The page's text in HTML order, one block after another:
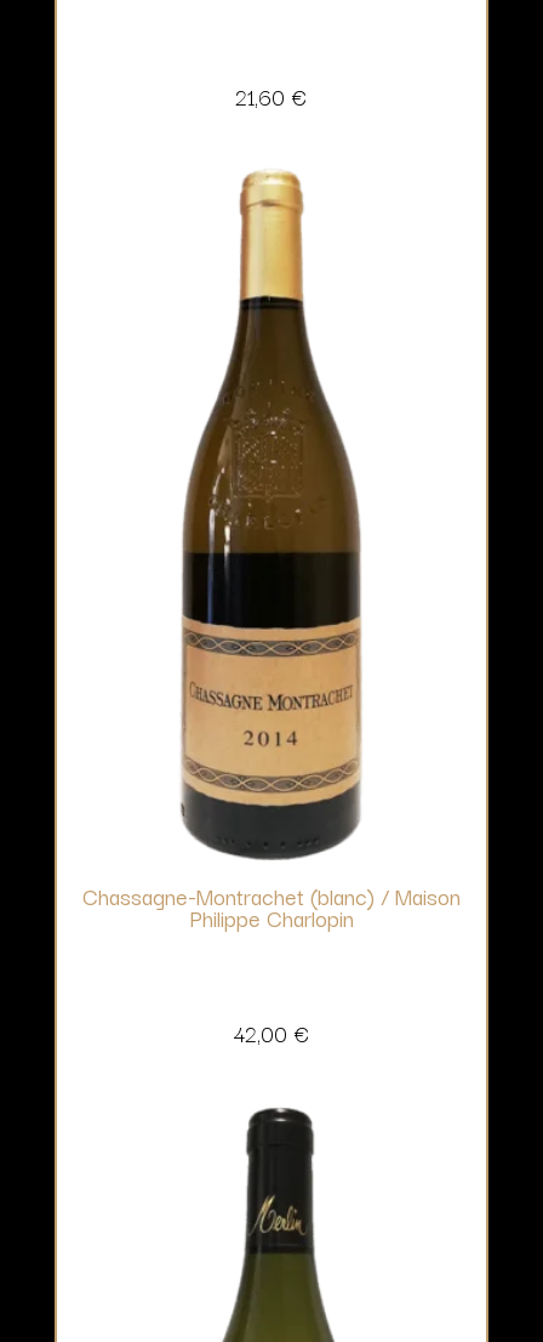
21,60 €
Chassagne-Montrachet (blanc) / Maison
Philippe Charlopin
42,00 €